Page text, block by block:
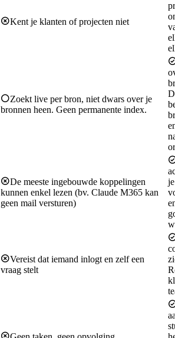
Kent je klanten of projecten niet
Zoekt live per bron, niet dwars over je
bronnen heen. Geen permanente index.
De meeste ingebouwde koppelingen
kunnen enkel lezen (bv. Claude M365 kan
geen mail versturen)
Vereist dat iemand inlogt en zelf een
vraag stelt